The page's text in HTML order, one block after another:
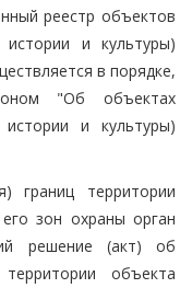
реестр объектов
истории и культуры)
в порядке,
"Об объектах
истории и культуры)
границ территории
зон охраны орган
решение (акт) об
объекта